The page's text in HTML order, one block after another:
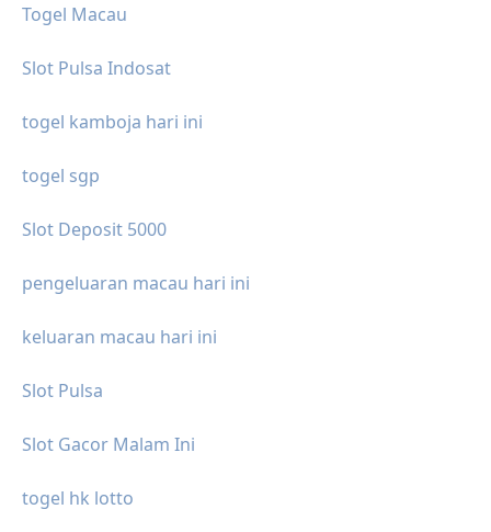
Togel Macau
Slot Pulsa Indosat
togel kamboja hari ini
togel sgp
Slot Deposit 5000
pengeluaran macau hari ini
keluaran macau hari ini
Slot Pulsa
Slot Gacor Malam Ini
togel hk lotto